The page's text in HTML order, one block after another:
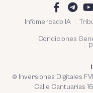
Infomercado IA
Condiciones
© Inversiones Digitales
Calle Cantuarias